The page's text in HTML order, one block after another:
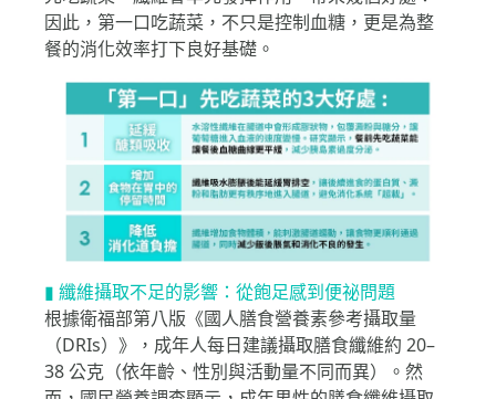
因此，第一口吃蔬菜，不只是控制血糖，更是為整
餐的消化效率打下良好基礎。
▮ 纖維攝取不足的影響：從飽足感到便祕問題
根據衛福部第八版《國人膳食營養素參考攝取量
（DRIs）》，成年人每日建議攝取膳食纖維約 20–
38 公克（依年齡、性別與活動量不同而異）。然